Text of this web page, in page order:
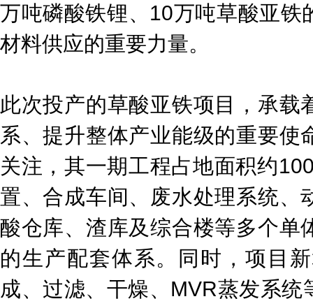
万吨磷酸铁锂、10万吨草酸亚
材料供应的重要力量。
此次投产的草酸亚铁项目，承载
系、提升整体产业能级的重要使
关注，其一期工程占地面积约
置、合成车间、废水处理系统、
酸仓库、渣库及综合楼等多个单
的生产配套体系。同时，项目
成、过滤、干燥、MVR蒸发系